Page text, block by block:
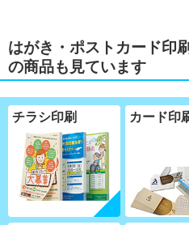
はがき・ポストカード印
の商品も見ています
チラシ印刷 カード印